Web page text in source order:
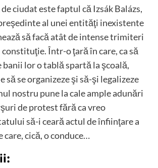
ciudat este faptul că Izsák Balázs,
al unei entităţi inexistente
să facă atât de intense trimiteri
Într-o ţară în care, ca să
banii lor o tablă spartă la şcoală,
să se organizeze şi să-şi legalizeze
nostru pune la cale ample adunări
de protest fără ca vreo
să-i ceară actul de înfiinţare a
care, cică, o conduce…